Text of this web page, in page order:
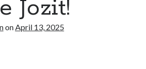
Jozit!
onApril 13, 2025